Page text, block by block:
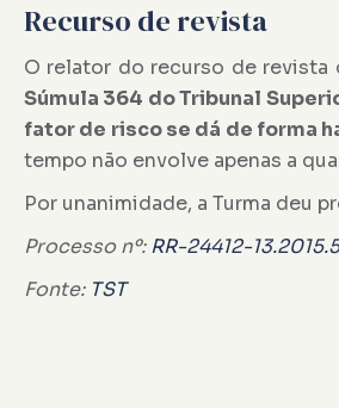
Recurso de revista
O relator do recurso de revista
Súmula 364 do Tribunal
fator de risco se dá de forma
tempo não envolve apenas a
Por unanimidade, a Turma deu
Processo nº:RR-24412-
Fonte: TST